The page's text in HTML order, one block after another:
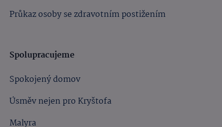
Průkaz osoby se zdravotním postižením
Spolupracujeme
Spokojený domov
Úsměv nejen pro Kryštofa
Malyra